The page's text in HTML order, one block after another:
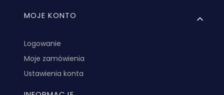
MOJE KONTO
Logowanie
Moje zamówienia
Ustawienia konta